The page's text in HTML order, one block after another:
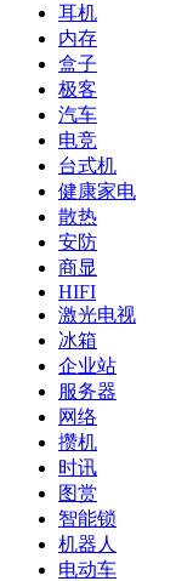
耳机
内存
盒子
极客
汽车
电竞
台式机
健康家电
散热
安防
商显
HIFI
激光电视
冰箱
企业站
服务器
网络
攒机
时讯
图赏
智能锁
机器人
电动车